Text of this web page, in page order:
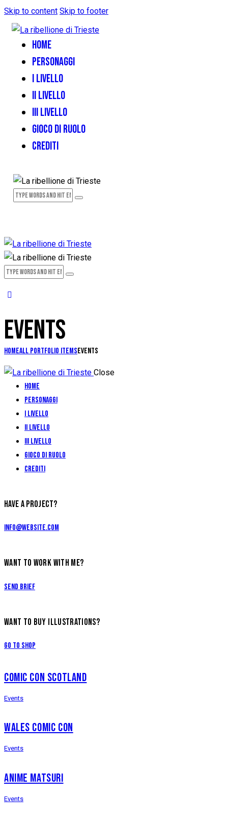
Skip to content Skip to footer
HOME
PERSONAGGI
I LIVELLO
II LIVELLO
III LIVELLO
GIOCO DI RUOLO
CREDITI
EVENTS
HomeAll Portfolio itemsEvents
Close
Home
Personaggi
I Livello
II Livello
III Livello
Gioco di ruolo
Crediti
HAVE A PROJECT?
info@website.com
WANT TO WORK WITH ME?
Send Brief
WANT TO BUY ILLUSTRATIONS?
Go to Shop
COMIC CON SCOTLAND
Events
WALES COMIC CON
Events
ANIME MATSURI
Events